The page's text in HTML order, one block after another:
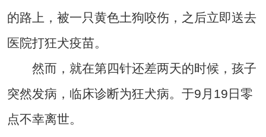
的路上，被一只黄色土狗咬伤，之后立即送去
医院打狂犬疫苗。
然而，就在第四针还差两天的时候，孩子
突然发病，临床诊断为狂犬病。于9月19日零
点不幸离世。